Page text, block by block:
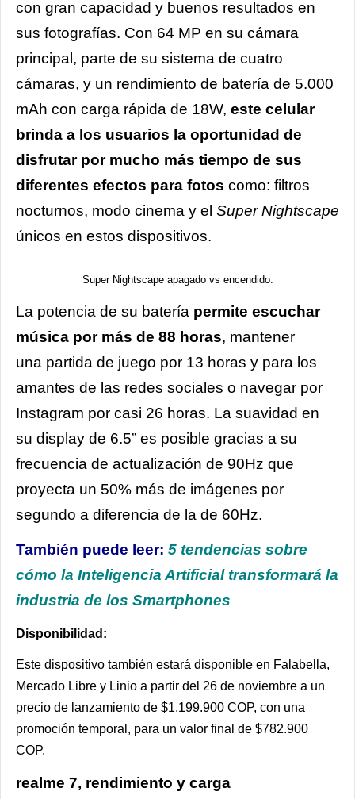
con gran capacidad y buenos resultados en
sus fotografías. Con 64 MP en su cámara
principal, parte de su sistema de cuatro
cámaras, y un rendimiento de batería de 5.000
mAh con carga rápida de 18W, este celular
brinda a los usuarios la oportunidad de
disfrutar por mucho más tiempo de sus
diferentes efectos para fotos como: filtros
nocturnos, modo cinema y el Super Nightscape
únicos en estos dispositivos.
Super Nightscape apagado vs encendido.
La potencia de su batería permite escuchar
música por más de 88 horas, mantener
una partida de juego por 13 horas y para los
amantes de las redes sociales o navegar por
Instagram por casi 26 horas. La suavidad en
su display de 6.5” es posible gracias a su
frecuencia de actualización de 90Hz que
proyecta un 50% más de imágenes por
segundo a diferencia de la de 60Hz.
También puede leer: 5 tendencias sobre
cómo la Inteligencia Artificial transformará la
industria de los Smartphones
Disponibilidad:
Este dispositivo también estará disponible en Falabella,
Mercado Libre y Linio a partir del 26 de noviembre a un
precio de lanzamiento de $1.199.900 COP, con una
promoción temporal, para un valor final de $782.900
COP.
realme 7, rendimiento y carga